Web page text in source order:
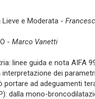
Lieve e Moderata -
- Marco Vanetti
linee guida e nota AIFA
dei
ad adeguamenti
dalla mono-